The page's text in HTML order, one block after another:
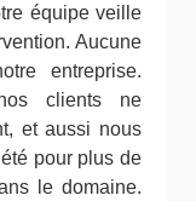
équipe veille
Aucune
entreprise.
clients ne
et aussi nous
pour plus de
le domaine.